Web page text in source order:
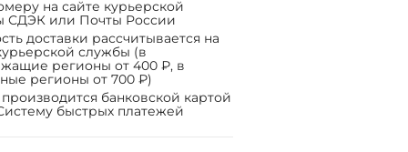
на сайте курьерской
СДЭК или Почты России
доставки рассчитывается на
службы (в
регионы от 400 ₽, в
регионы от 700 ₽)
банковской картой
быстрых платежей